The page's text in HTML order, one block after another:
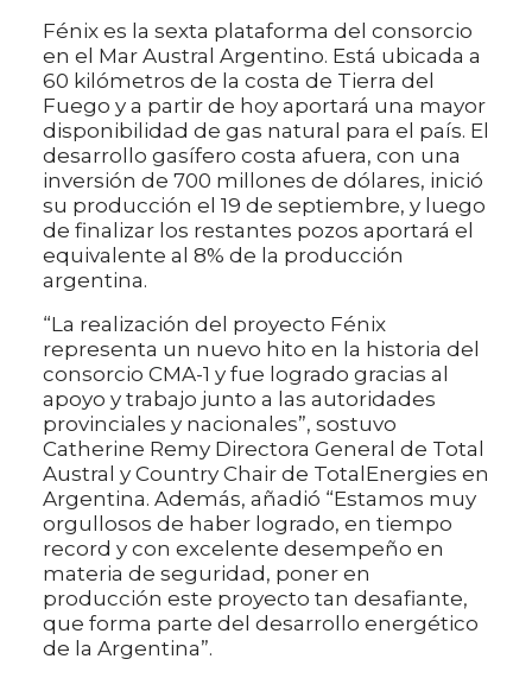
Fénix es la sexta plataforma del consorcio
en el Mar Austral Argentino. Está ubicada a
60 kilómetros de la costa de Tierra del
Fuego y a partir de hoy aportará una mayor
disponibilidad de gas natural para el país. El
desarrollo gasífero costa afuera, con una
inversión de 700 millones de dólares, inició
su producción el 19 de septiembre, y luego
de finalizar los restantes pozos aportará el
equivalente al 8% de la producción
argentina.
“La realización del proyecto Fénix
representa un nuevo hito en la historia del
consorcio CMA-1 y fue logrado gracias al
apoyo y trabajo junto a las autoridades
provinciales y nacionales”, sostuvo
Catherine Remy Directora General de Total
Austral y Country Chair de TotalEnergies en
Argentina. Además, añadió “Estamos muy
orgullosos de haber logrado, en tiempo
record y con excelente desempeño en
materia de seguridad, poner en
producción este proyecto tan desafiante,
que forma parte del desarrollo energético
de la Argentina”.